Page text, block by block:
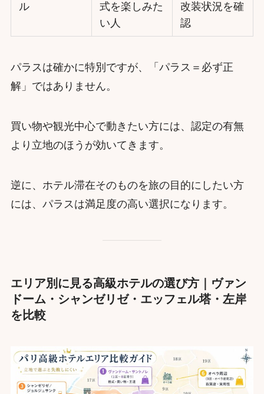
ル
式を楽しみた
い人
改装状況を確
認
パラスは確かに特別ですが、「パラス＝必ず正
解」ではありません。
買い物や観光中心で動きたい方には、認定の有無
より立地のほうが効いてきます。
逆に、ホテル滞在そのものを旅の目的にしたい方
には、パラスは満足度の高い選択になります。
エリア別に見る高級ホテルの選び方｜ヴァン
ドーム・シャンゼリゼ・エッフェル塔・左岸
を比較